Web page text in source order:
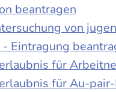
beantragen
von
Eintragung
für
für Au-